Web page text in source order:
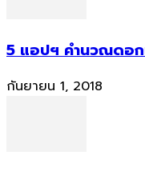
5 แอปฯ คำนวณดอก
กันยายน 1, 2018